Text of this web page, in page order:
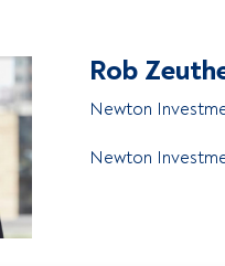
Rob
Newton
Newton